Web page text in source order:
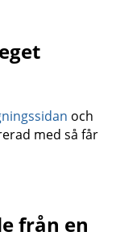
och
med så får
från en